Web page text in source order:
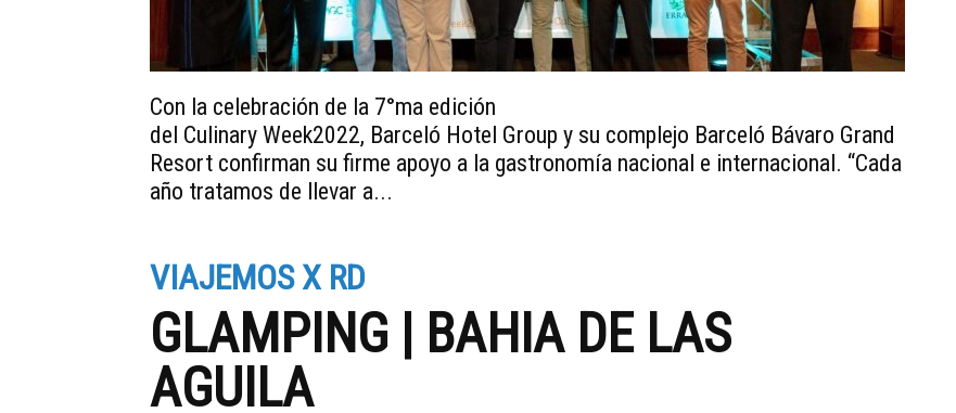
Con la celebración de la 7°ma edición
del Culinary Week2022, Barceló Hotel Group y su complejo Barceló Bávaro Grand
Resort confirman su firme apoyo a la gastronomía nacional e internacional. “Cada
año tratamos de llevar a...
VIAJEMOS X RD
GLAMPING | BAHIA DE LAS
AGUILA